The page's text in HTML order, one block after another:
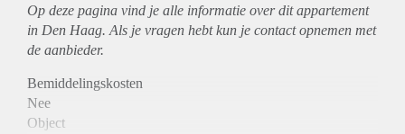
Op deze pagina vind je alle informatie over ditappartement
in Den Haag. Als je vragen hebt kun je contact opnemen met
de aanbieder.
Bemiddelingskosten
Nee
Object